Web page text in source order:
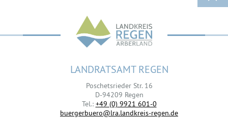
LANDRATSAMT REGEN
Poschetsrieder Str. 16
D-94209 Regen
Tel.: +49 (0) 9921 601-0
buergerbuero@lra.landkreis-regen.de